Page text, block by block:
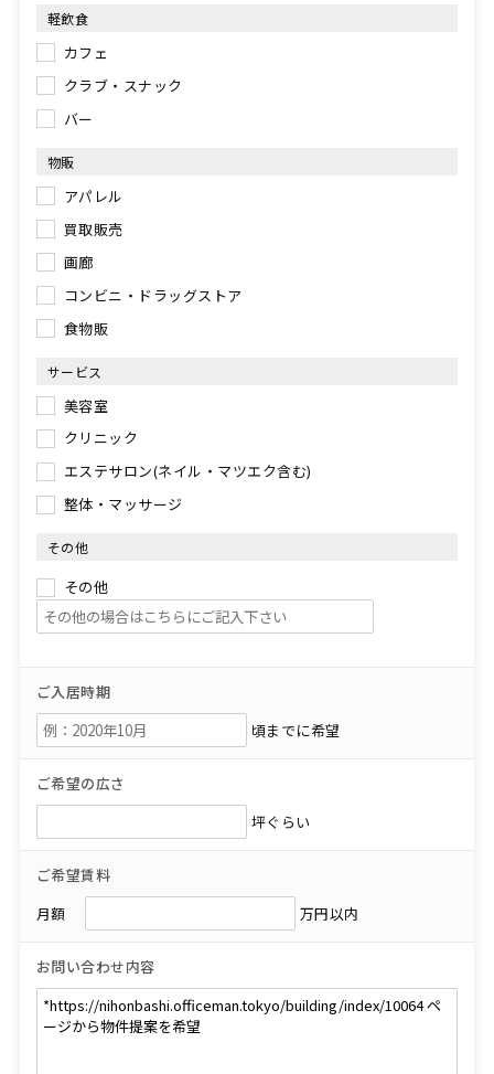
軽飲食
カフェ
クラブ・スナック
バー
物販
アパレル
買取販売
画廊
コンビニ・ドラッグストア
食物販
サービス
美容室
クリニック
エステサロン(ネイル・マツエク含む)
整体・マッサージ
その他
その他
ご入居時期
頃までに希望
ご希望の広さ
坪ぐらい
ご希望賃料
月額
万円以内
お問い合わせ内容